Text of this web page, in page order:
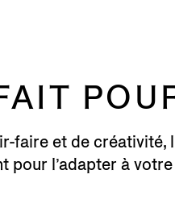
faire et de créativité,
pour l’adapter à